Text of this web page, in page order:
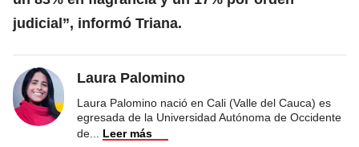
judicial”, informó Triana.
Laura Palomino
Laura Palomino nació en Cali (Valle del Cauca) es
egresada de la Universidad Autónoma de Occidente
de
Leer más